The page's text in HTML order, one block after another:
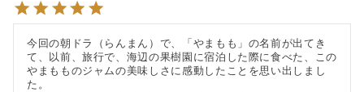
今回の朝ドラ（らんまん）で、「やまもも」の名前が出てき
て、以前、旅行で、海辺の果樹園に宿泊した際に食べた、この
やまもものジャムの美味しさに感動したことを思い出しまし
た。